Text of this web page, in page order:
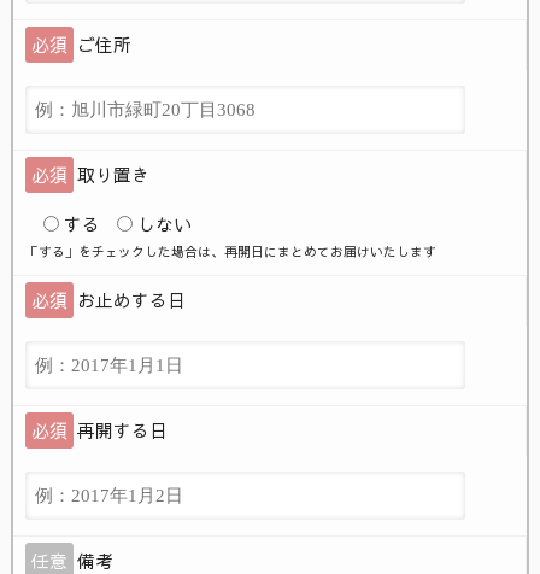
必須 ご住所
必須 取り置き
する しない
「する」をチェックした場合は、再開日にまとめてお届けいたします
必須 お止めする日
必須 再開する日
任意 備考